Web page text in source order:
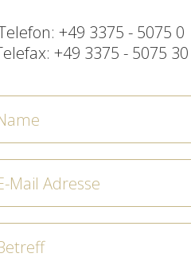
+49 3375 - 5075 0
+49 3375 - 5075 30